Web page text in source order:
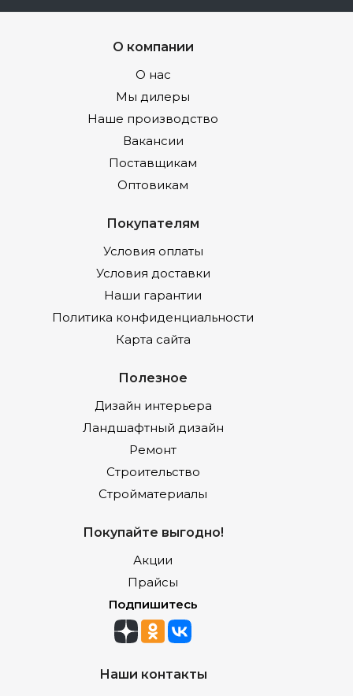
О компании
О нас
Мы дилеры
Наше производство
Вакансии
Поставщикам
Оптовикам
Покупателям
Условия оплаты
Условия доставки
Наши гарантии
Политика конфиденциальности
Карта сайта
Полезное
Дизайн интерьера
Ландшафтный дизайн
Ремонт
Строительство
Стройматериалы
Покупайте выгодно!
Акции
Прайсы
Подпишитесь
Наши контакты